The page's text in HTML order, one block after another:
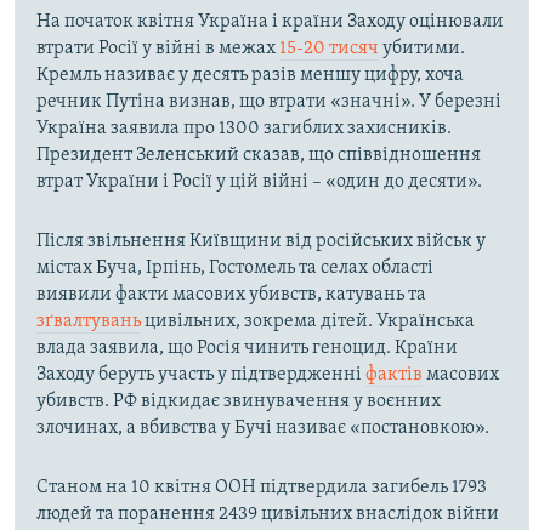
На початок квітня Україна і країни Заходу оцінювали
втрати Росії у війні в межах 15-20 тисяч убитими.
Кремль називає у десять разів меншу цифру, хоча
речник Путіна визнав, що втрати «значні». У березні
Україна заявила про 1300 загиблих захисників.
Президент Зеленський сказав, що співвідношення
втрат України і Росії у цій війні – «один до десяти».
Після звільнення Київщини від російських військ у
містах Буча, Ірпінь, Гостомель та селах області
виявили факти масових убивств, катувань та
зґвалтуваньцивільних, зокрема дітей. Українська
влада заявила, що Росія чинить геноцид. Країни
Заходу беруть участь у підтвердженні фактів масових
убивств. РФ відкидає звинувачення у воєнних
злочинах, а вбивства у Бучі називає «постановкою».
Станом на 10 квітня ООН підтвердила загибель 1793
людей та поранення 2439 цивільних внаслідок війни